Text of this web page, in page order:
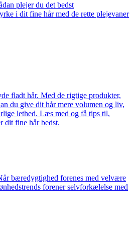
plejer du det bedst
i dit fine hår med de rette plejevaner
fladt hår. Med de rigtige produkter,
du give dit hår mere volumen og liv,
lethed. Læs med og få tips til,
dit fine hår bedst.
bæredygtighed forenes med velvære
forener selvforkælelse med